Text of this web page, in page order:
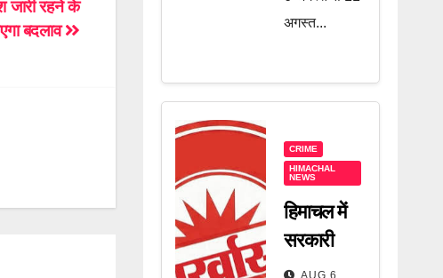
जारी रहने के
बदलाव
अगस्त...
CRIME
HIMACHAL
NEWS
हिमाचल में
सरकारी
कर्मचारी पर
AUG 6,